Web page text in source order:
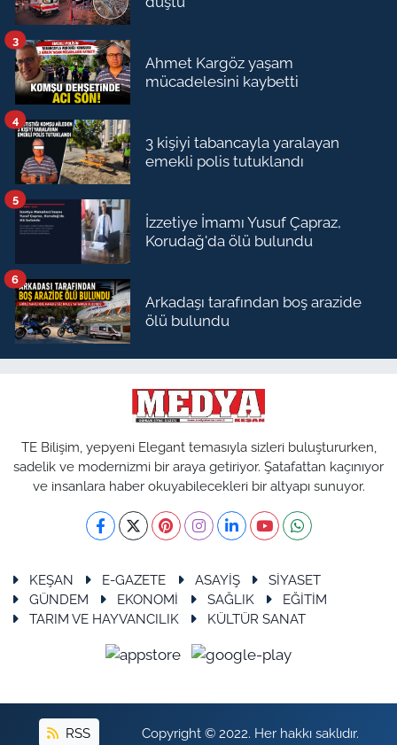
Ahmet Kargöz yaşam
mücadelesini kaybetti
3
3 kişiyi tabancayla yaralayan
emekli polis tutuklandı
4
İzzetiye İmamı Yusuf Çapraz,
Korudağ'da ölü bulundu
5
Arkadaşı tarafından boş arazide
ölü bulundu
6
TE Bilişim, yepyeni Elegant temasıyla sizleri buluştururken,
sadelik ve modernizmi bir araya getiriyor. Şatafattan kaçınıyor
ve insanlara haber okuyabilecekleri bir altyapı sunuyor.
KEŞAN E-GAZETE ASAYİŞ
SİYASET
GÜNDEM
EKONOMİ SAĞLIK
EĞİTİM
TARIM VE HAYVANCILIK
KÜLTÜR SANAT
RSS Copyright © 2022. Her hakkı saklıdır.